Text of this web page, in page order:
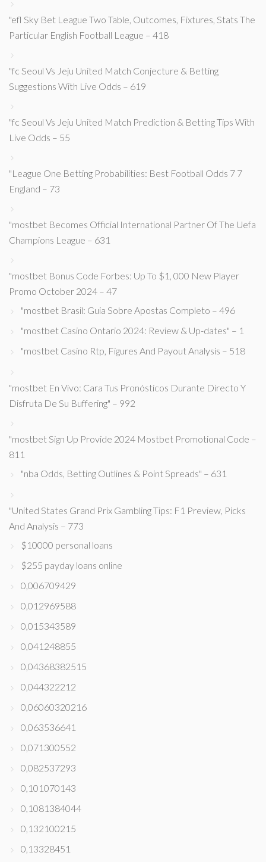
"efl Sky Bet League Two Table, Outcomes, Fixtures, Stats The
Particular English Football League – 418
"fc Seoul Vs Jeju United Match Conjecture & Betting
Suggestions With Live Odds – 619
"fc Seoul Vs Jeju United Match Prediction & Betting Tips With
Live Odds – 55
"League One Betting Probabilities: Best Football Odds 7 7
England – 73
"mostbet Becomes Official International Partner Of The Uefa
Champions League – 631
"mostbet Bonus Code Forbes: Up To $1, 000 New Player
Promo October 2024 – 47
"mostbet Brasil: Guia Sobre Apostas Completo – 496
"mostbet Casino Ontario 2024: Review & Up-dates" – 1
"mostbet Casino Rtp, Figures And Payout Analysis – 518
"mostbet En Vivo: Cara Tus Pronósticos Durante Directo Y
Disfruta De Su Buffering" – 992
"mostbet Sign Up Provide 2024 Mostbet Promotional Code –
811
"nba Odds, Betting Outlines & Point Spreads" – 631
"United States Grand Prix Gambling Tips: F1 Preview, Picks
And Analysis – 773
$10000 personal loans
$255 payday loans online
0,006709429
0,012969588
0,015343589
0,041248855
0,04368382515
0,044322212
0,06060320216
0,063536641
0,071300552
0,082537293
0,101070143
0,1081384044
0,132100215
0,13328451